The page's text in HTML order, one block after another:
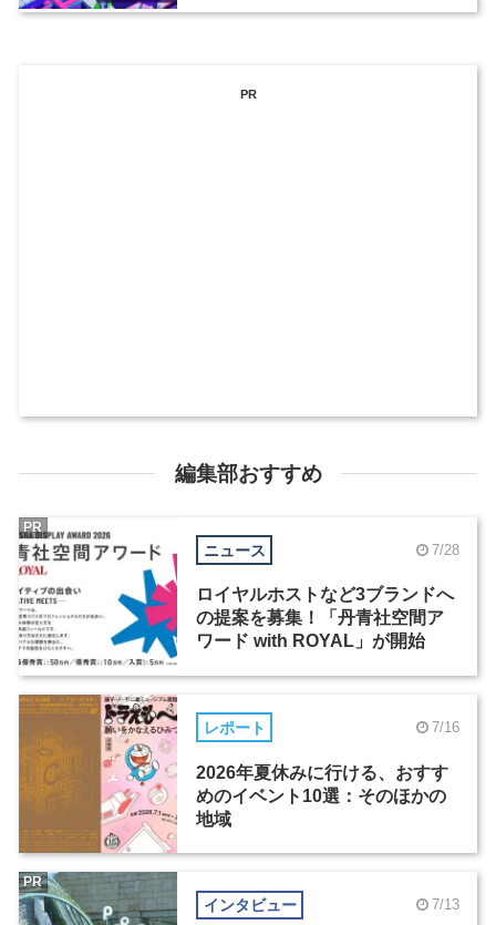
PR
編集部おすすめ
ニュース 7/28
ロイヤルホストなど3ブランドへ
の提案を募集！「丹青社空間ア
ワード with ROYAL」が開始
PR
レポート 7/16
2026年夏休みに行ける、おすす
めのイベント10選：そのほかの
地域
インタビュー 7/13
PR